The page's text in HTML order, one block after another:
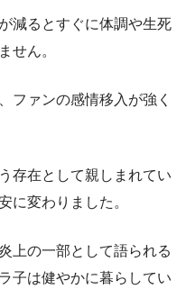
減るとすぐに体調や生死
せん。
ファンの感情移入が強く
存在として親しまれてい
に変わりました。
上の一部として語られる
子は健やかに暮らしてい